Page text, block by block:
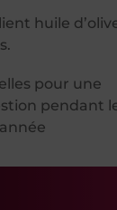
huile
pour une
pendant